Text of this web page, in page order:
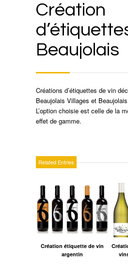
Création
Beaujolais
Créations d’étiquettes de vin
Beaujolais Villages et
L’option choisie est celle de la
effet de gamme.
Related Entries
Création étiquette de vin
argentin